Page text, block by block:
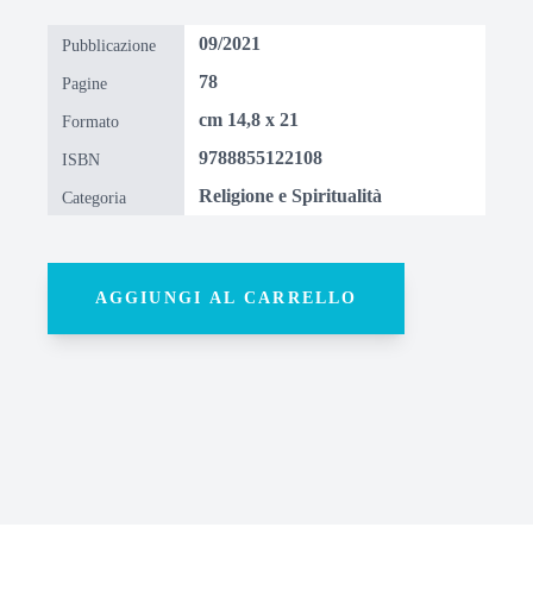
Pubblicazione 09/2021
Pagine 78
Formato cm 14,8 x 21
ISBN 9788855122108
Categoria Religione e Spiritualità
AGGIUNGI AL CARRELLO